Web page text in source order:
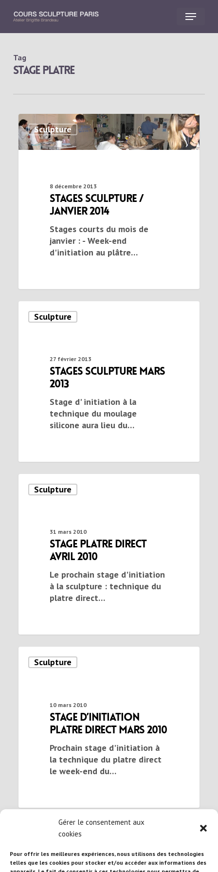
Gérer le consentement aux
cookies
Pour offrir les meilleures expériences, nous utilisons des technologies
telles que les cookies pour stocker et/ou accéder aux informations des
Menu
Tag
stage platre
Sculpture
8 décembre 2013
Stages sculpture /
Janvier 2014
Stages courts du mois de
janvier : - Week-end
d'initiation au plâtre…
Sculpture
27 février 2013
stages sculpture mars
2013
Stage d' initiation à la
technique du moulage
silicone aura lieu du…
Sculpture
31 mars 2010
stage platre direct
avril 2010
Le prochain stage d'initiation
à la sculpture : technique du
platre direct…
Sculpture
10 mars 2010
Stage d’initiation
platre direct mars 2010
Prochain stage d'initiation à
la technique du platre direct
le week-end du…